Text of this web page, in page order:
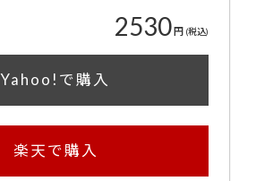
2530円 (税込)
Yahoo!で購入
楽天で購入